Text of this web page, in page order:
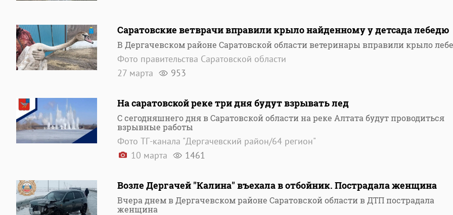
Саратовские ветврачи вправили крыло найденному у детсада лебедю
В Дергачевском районе Саратовской области ветеринары вправили крыло
Фото правительства Саратовской области
27 марта
953
На саратовской реке три дня будут взрывать лед
С сегодняшнего дня в Саратовской области на реке Алтата будут проводиться
взрывные работы
Фото ТГ-канала "Дергачевский район/64 регион"
10 марта
1461
Возле Дергачей "Калина" въехала в отбойник. Пострадала женщина
Вчера днем в Дергачевском районе Саратовской области в ДТП пострадала
женщина